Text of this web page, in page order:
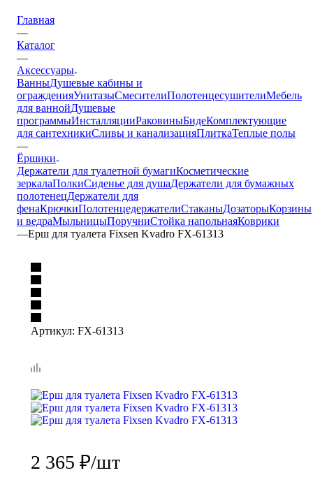
Главная
—
Каталог
—
Аксессуары
ВанныДушевые кабины и
огражденияУнитазыСмесителиПолотенцесушителиМебель
для ваннойДушевые
программыИнсталляцииРаковиныБидеКомплектующие
для сантехникиСливы и канализацияПлиткаТеплые полы
—
Ёршики
Держатели для туалетной бумагиКосметические
зеркалаПолкиСиденье для душаДержатели для бумажных
полотенецДержатели для
фенаКрючкиПолотенцедержателиСтаканыДозаторыКорзины
и ведраМыльницыПоручниСтойка напольнаяКоврики
—Ерш для туалета Fixsen Kvadro FX-61313
Артикул: FX-61313
2 365 ₽/шт